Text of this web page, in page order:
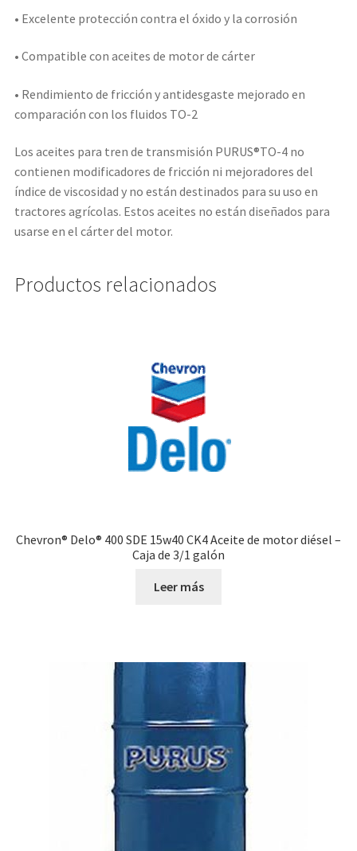
• Excelente protección contra el óxido y la corrosión
• Compatible con aceites de motor de cárter
• Rendimiento de fricción y antidesgaste mejorado en
comparación con los fluidos TO-2
Los aceites para tren de transmisión PURUS®TO-4 no
contienen modificadores de fricción ni mejoradores del
índice de viscosidad y no están destinados para su uso en
tractores agrícolas. Estos aceites no están diseñados para
usarse en el cárter del motor.
Productos relacionados
Chevron® Delo® 400 SDE 15w40 CK4 Aceite de motor diésel –
Caja de 3/1 galón
Leer más